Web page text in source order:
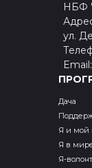
НБФ
ул.
Дача
Я и мой
Я в
Я-